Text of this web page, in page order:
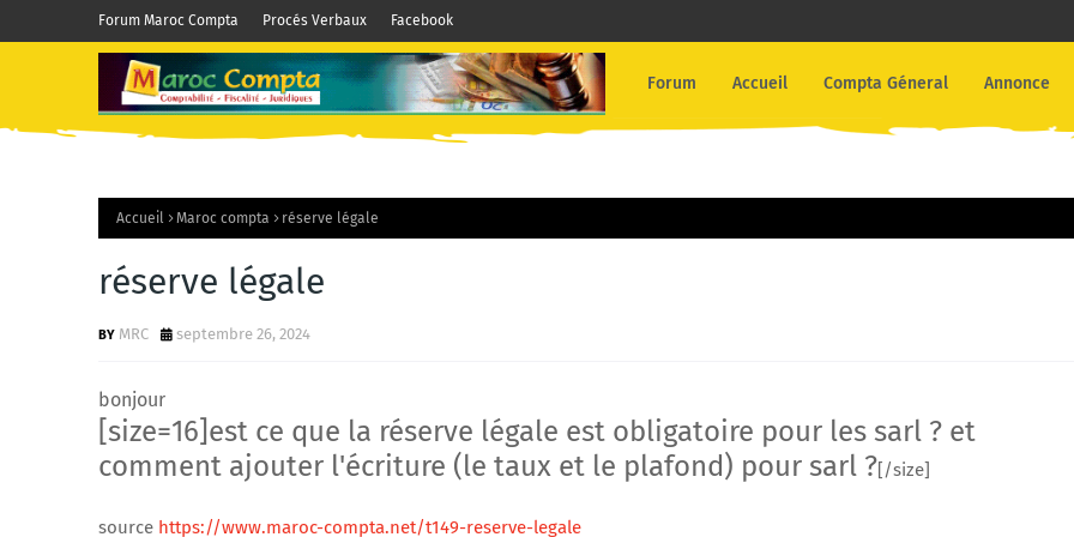
Forum Maroc Compta Procés Verbaux Facebook
Forum Accueil Compta Géneral Annonce
Accueil Maroc compta réserve légale
réserve légale
MRC septembre 26, 2024
bonjour
[size=16]est ce que la réserve légale est obligatoire pour les sarl ? et
comment ajouter l'écriture (le taux et le plafond) pour sarl ?[/size]
source https://www.maroc-compta.net/t149-reserve-legale